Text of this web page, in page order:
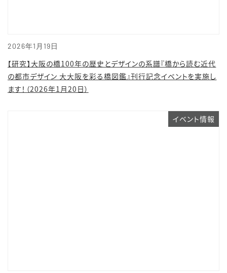
2026年1月19日
【研究】大阪の橋100年の歴史とデザインの系譜『橋から読む近代
の都市デザイン 大大阪を彩る橋図鑑』刊行記念イベントを実施し
ます！（2026年1月20日）
イベント情報